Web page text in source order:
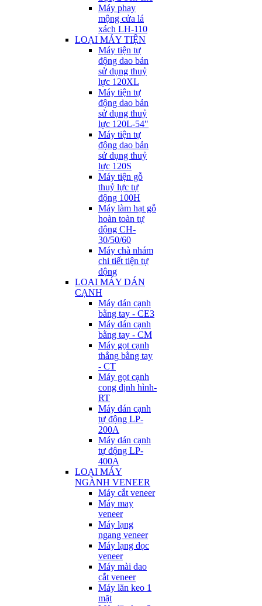
Máy phay
mộng cửa lá
xách LH-110
LOẠI MÁY TIỆN
Máy tiện tự
động dao bản
sử dụng thuỷ
lực 120XL
Máy tiện tự
động dao bản
sử dụng thuỷ
lực 120L-54"
Máy tiện tự
động dao bản
sử dụng thuỷ
lực 120S
Máy tiện gỗ
thuỷ lực tự
động 100H
Máy làm hạt gỗ
hoàn toàn tự
động CH-
30/50/60
Máy chà nhám
chi tiết tiện tự
động
LOẠI MÁY DÁN
CẠNH
Máy dán cạnh
bằng tay - CE3
Máy dán cạnh
bằng tay - CM
Máy gọt cạnh
thẳng bằng tay
- CT
Máy gọt cạnh
cong định hình-
RT
Máy dán cạnh
tự động LP-
200A
Máy dán cạnh
tự động LP-
400A
LOẠI MÁY
NGÀNH VENEER
Máy cắt veneer
Máy may
veneer
Máy lạng
ngang veneer
Máy lạng dọc
veneer
Máy mài dao
cắt veneer
Máy lăn keo 1
mặt